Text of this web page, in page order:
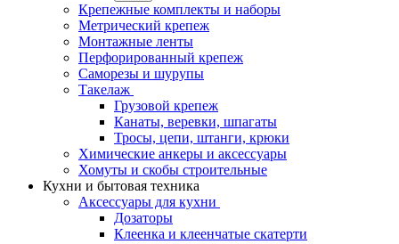
Крепежные комплекты и наборы
Метрический крепеж
Монтажные ленты
Перфорированный крепеж
Саморезы и шурупы
Такелаж
Грузовой крепеж
Канаты, веревки, шпагаты
Тросы, цепи, штанги, крюки
Химические анкеры и аксессуары
Хомуты и скобы строительные
Кухни и бытовая техника
Аксессуары для кухни
Дозаторы
Клеенка и клеенчатые скатерти